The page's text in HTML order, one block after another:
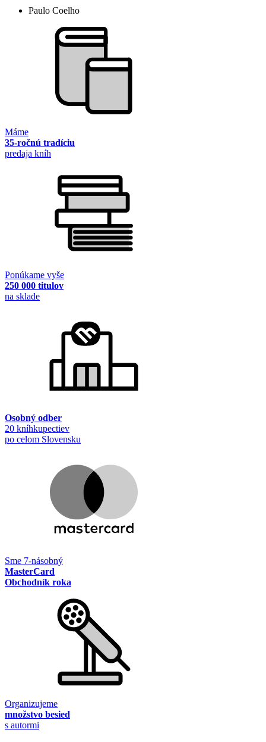
Paulo Coelho
Máme
35-ročnú tradíciu
predaja kníh
Ponúkame vyše
250 000 titulov
na sklade
Osobný odber
20 kníhkupectiev
po celom Slovensku
Sme 7-násobný
MasterCard
Obchodník roka
Organizujeme
množstvo besied
s autormi